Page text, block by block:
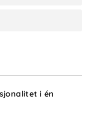
i én